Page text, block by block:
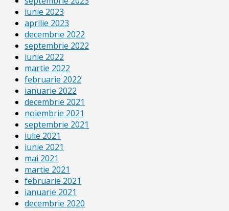
iunie 2023
aprilie 2023
decembrie 2022
septembrie 2022
iunie 2022
martie 2022
februarie 2022
ianuarie 2022
decembrie 2021
noiembrie 2021
septembrie 2021
iulie 2021
iunie 2021
mai 2021
martie 2021
februarie 2021
ianuarie 2021
decembrie 2020